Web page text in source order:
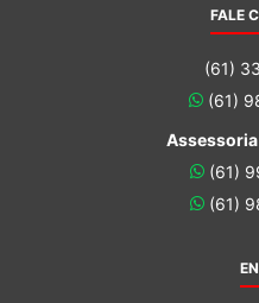
FALE
(61)
(61)
(61)
(61)